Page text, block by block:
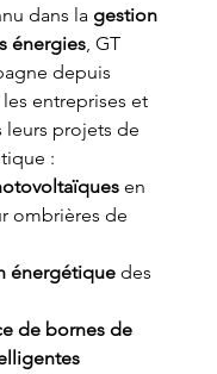
dans la gestion
énergies, GT
depuis
entreprises et
leurs projets de
:
en
ombrières de
énergétique des
de bornes de